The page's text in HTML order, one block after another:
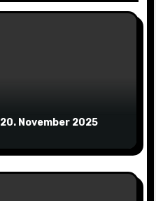
20. November 2025